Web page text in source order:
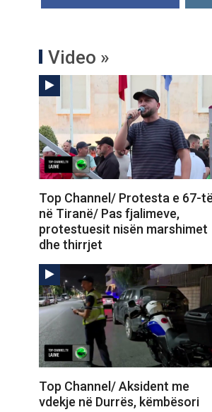
Video »
Top Channel/ Protesta e 67-të
në Tiranë/ Pas fjalimeve,
protestuesit nisën marshimet
dhe thirrjet
Top Channel/ Aksident me
vdekje në Durrës, këmbësori